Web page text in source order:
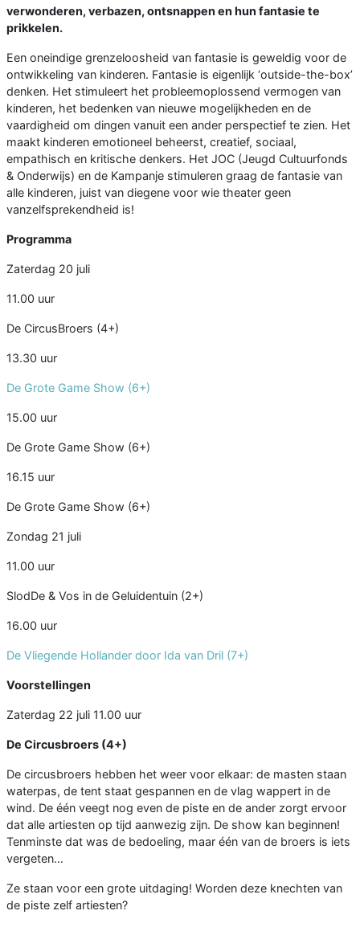
verwonderen, verbazen, ontsnappen en hun fantasie te
prikkelen.
Een oneindige grenzeloosheid van fantasie is geweldig voor de
ontwikkeling van kinderen. Fantasie is eigenlijk ‘outside-the-box’
denken. Het stimuleert het probleemoplossend vermogen van
kinderen, het bedenken van nieuwe mogelijkheden en de
vaardigheid om dingen vanuit een ander perspectief te zien. Het
maakt kinderen emotioneel beheerst, creatief, sociaal,
empathisch en kritische denkers. Het JOC (Jeugd Cultuurfonds
& Onderwijs) en de Kampanje stimuleren graag de fantasie van
alle kinderen, juist van diegene voor wie theater geen
vanzelfsprekendheid is!
Programma
Zaterdag 20 juli
11.00 uur
De CircusBroers (4+)
13.30 uur
De Grote Game Show (6+)
15.00 uur
De Grote Game Show (6+)
16.15 uur
De Grote Game Show (6+)
Zondag 21 juli
11.00 uur
SlodDe & Vos in de Geluidentuin (2+)
16.00 uur
De Vliegende Hollander door Ida van Dril (7+)
Voorstellingen
Zaterdag 22 juli 11.00 uur
De Circusbroers (4+)
De circusbroers hebben het weer voor elkaar: de masten staan
waterpas, de tent staat gespannen en de vlag wappert in de
wind. De één veegt nog even de piste en de ander zorgt ervoor
dat alle artiesten op tijd aanwezig zijn. De show kan beginnen!
Tenminste dat was de bedoeling, maar één van de broers is iets
vergeten…
Ze staan voor een grote uitdaging! Worden deze knechten van
de piste zelf artiesten?